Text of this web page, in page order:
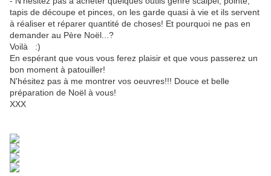
tapis de découpe et pinces, on les garde quasi à vie et ils servent
à réaliser et réparer quantité de choses! Et pourquoi ne pas en
demander au Père Noël...?
Voilà :)
En espérant que vous vous ferez plaisir et que vous passerez un
bon moment à patouiller!
N'hésitez pas à me montrer vos oeuvres!!! Douce et belle
préparation de Noël à vous!
XXX